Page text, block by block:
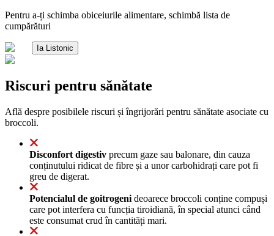
Pentru a-ți schimba obiceiurile alimentare, schimbă lista de
cumpărături
Ia Listonic
Riscuri pentru sănătate
Află despre posibilele riscuri și îngrijorări pentru sănătate asociate cu
broccoli.
Disconfort digestiv precum gaze sau balonare, din cauza
conținutului ridicat de fibre și a unor carbohidrați care pot fi
greu de digerat.
Potencialul de goitrogeni deoarece broccoli conține compuși
care pot interfera cu funcția tiroidiană, în special atunci când
este consumat crud în cantități mari.